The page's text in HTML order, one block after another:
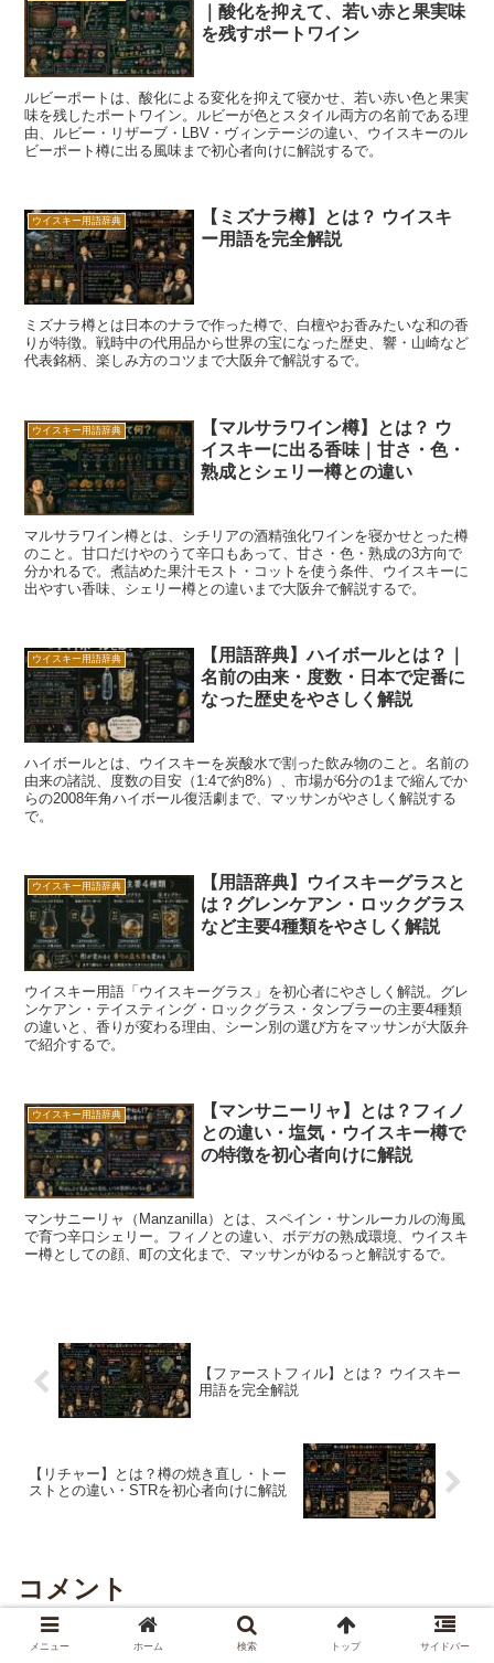
｜酸化を抑えて、若い赤と果実味
を残すポートワイン
ルビーポートは、酸化による変化を抑えて寝かせ、若い赤い色と果実
味を残したポートワイン。ルビーが色とスタイル両方の名前である理
由、ルビー・リザーブ・LBV・ヴィンテージの違い、ウイスキーのル
ビーポート樽に出る風味まで初心者向けに解説するで。
ウイスキー用語辞典
【ミズナラ樽】とは？ ウイスキ
ー用語を完全解説
ミズナラ樽とは日本のナラで作った樽で、白檀やお香みたいな和の香
りが特徴。戦時中の代用品から世界の宝になった歴史、響・山崎など
代表銘柄、楽しみ方のコツまで大阪弁で解説するで。
ウイスキー用語辞典
【マルサラワイン樽】とは？ ウ
イスキーに出る香味｜甘さ・色・
熟成とシェリー樽との違い
マルサラワイン樽とは、シチリアの酒精強化ワインを寝かせとった樽
のこと。甘口だけやのうて辛口もあって、甘さ・色・熟成の3方向で
分かれるで。煮詰めた果汁モスト・コットを使う条件、ウイスキーに
出やすい香味、シェリー樽との違いまで大阪弁で解説するで。
ウイスキー用語辞典
【用語辞典】ハイボールとは？｜
名前の由来・度数・日本で定番に
なった歴史をやさしく解説
ハイボールとは、ウイスキーを炭酸水で割った飲み物のこと。名前の
由来の諸説、度数の目安（1:4で約8%）、市場が6分の1まで縮んでか
らの2008年角ハイボール復活劇まで、マッサンがやさしく解説する
で。
ウイスキー用語辞典
【用語辞典】ウイスキーグラスと
は？グレンケアン・ロックグラス
など主要4種類をやさしく解説
ウイスキー用語「ウイスキーグラス」を初心者にやさしく解説。グレ
ンケアン・テイスティング・ロックグラス・タンブラーの主要4種類
の違いと、香りが変わる理由、シーン別の選び方をマッサンが大阪弁
で紹介するで。
ウイスキー用語辞典
【マンサニーリャ】とは？フィノ
との違い・塩気・ウイスキー樽で
の特徴を初心者向けに解説
マンサニーリャ（Manzanilla）とは、スペイン・サンルーカルの海風
で育つ辛口シェリー。フィノとの違い、ボデガの熟成環境、ウイスキ
ー樽としての顔、町の文化まで、マッサンがゆるっと解説するで。
【ファーストフィル】とは？ ウイスキー
用語を完全解説
【リチャー】とは？樽の焼き直し・トー
ストとの違い・STRを初心者向けに解説
コメント
メニュー ホーム 検索 トップ サイドバー